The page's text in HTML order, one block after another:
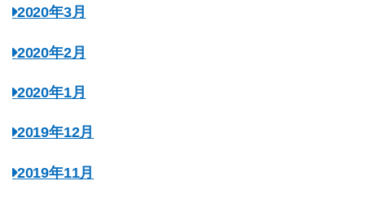
2020年3月
2020年2月
2020年1月
2019年12月
2019年11月